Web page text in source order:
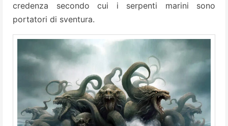
credenza secondo cui i serpenti marini sono
portatori di sventura.